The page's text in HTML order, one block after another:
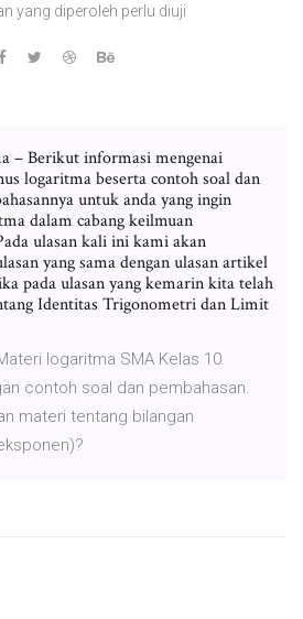
yang diperoleh perlu diuji
– Berikut informasi mengenai
logaritma beserta contoh soal dan
untuk anda yang ingin
dalam cabang keilmuan
ulasan kali ini kami akan
yang sama dengan ulasan artikel
pada ulasan yang kemarin kita telah
Identitas Trigonometri dan Limit
logaritma SMA Kelas 10
contoh soal dan pembahasan.
materi tentang bilangan